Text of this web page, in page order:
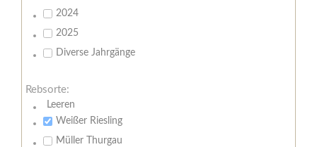
2024
2025
Diverse Jahrgänge
Rebsorte:
Leeren
Weißer Riesling
Müller Thurgau